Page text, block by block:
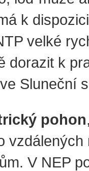
k
velké
dorazit k
Sluneční
pohon
V NEP